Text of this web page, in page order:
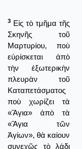
3 Εἰς τὸ τμῆμα τῆς
Σκηνῆς τοῦ
Μαρτυρίου, ποὺ
εὐρίσκεται ἀπὸ
τὴν ἐξωτερικὴν
πλευρὰν τοῦ
Καταπετάσματος
ποὺ χωρίζει τὰ
«Ἅγια» ἀπὸ τὰ
«Ἅγια τῶν
Ἁγίων», θὰ καίουν
συνεχῶς τὸ λάδι